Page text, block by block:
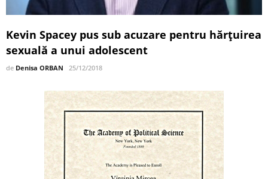
Kevin Spacey pus sub acuzare pentru hărțuirea
sexuală a unui adolescent
de Denisa ORBAN 25/12/2018